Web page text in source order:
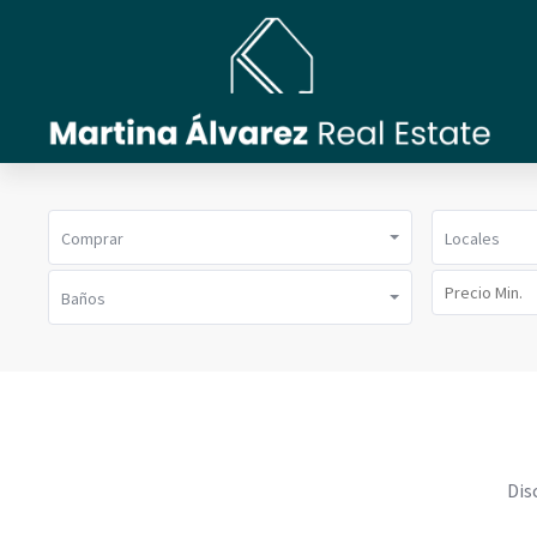
Comprar Locales
Baños